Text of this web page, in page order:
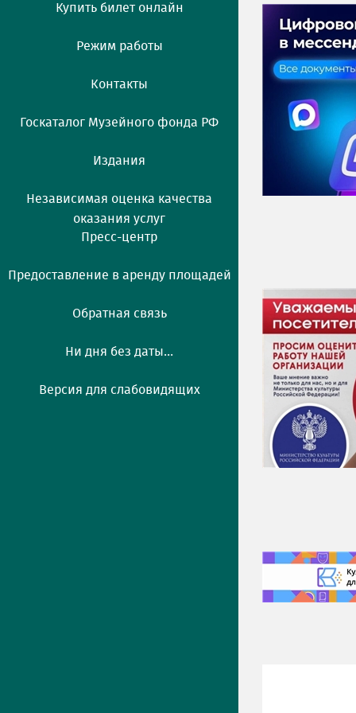
Купить билет онлайн
Режим работы
Контакты
Госкаталог Музейного фонда РФ
Издания
Независимая оценка качества
оказания услуг
Пресс-центр
Предоставление в аренду площадей
Обратная связь
Ни дня без даты...
Версия для слабовидящих